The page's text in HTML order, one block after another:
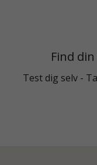
Find
Test dig selv -